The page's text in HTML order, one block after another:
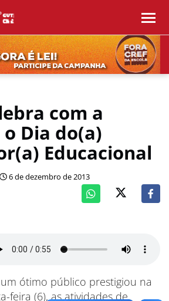
com a
Dia do(a)
Educacional
6 de dezembro de 2013
ótimo público prestigiou na
feira (6), as atividades de